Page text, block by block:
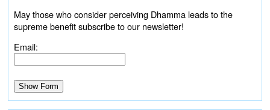
May those who consider perceiving Dhamma leads to the
supreme benefit subscribe to our newsletter!
Email: